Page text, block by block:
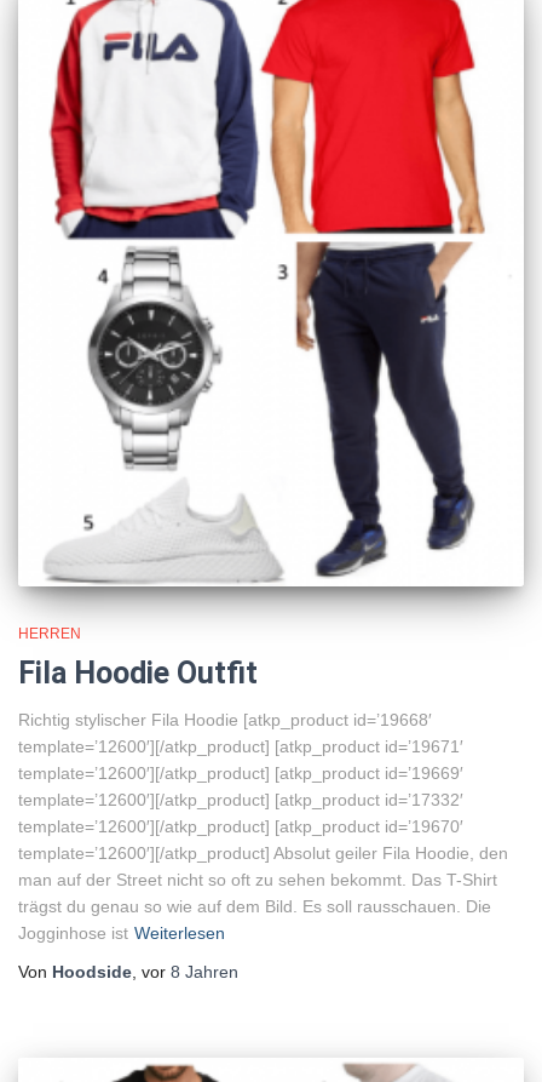
HERREN
Fila Hoodie Outfit
Richtig stylischer Fila Hoodie [atkp_product id=’19668′
template=’12600′][/atkp_product] [atkp_product id=’19671′
template=’12600′][/atkp_product] [atkp_product id=’19669′
template=’12600′][/atkp_product] [atkp_product id=’17332′
template=’12600′][/atkp_product] [atkp_product id=’19670′
template=’12600′][/atkp_product] Absolut geiler Fila Hoodie, den
man auf der Street nicht so oft zu sehen bekommt. Das T-Shirt
trägst du genau so wie auf dem Bild. Es soll rausschauen. Die
Jogginhose ist Weiterlesen
Von Hoodside, vor 8 Jahren